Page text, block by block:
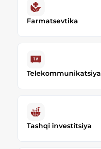
Farmatsevtika
Telekommunikatsiya
Tashqi investitsiya